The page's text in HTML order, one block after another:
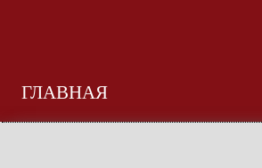
ГЛАВНАЯ